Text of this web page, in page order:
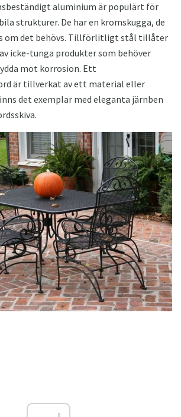
aluminium är populärt för
strukturer. De har en kromskugga, de
om det behövs. Tillförlitligt stål tillåter
icke-tunga produkter som behöver
mot korrosion. Ett
är tillverkat av ett material eller
det exemplar med eleganta järnben